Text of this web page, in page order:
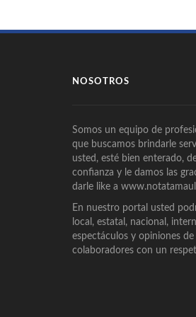
NOSOTROS
Somos un equipo de
que buscamos brindarle
usted, esté bien enterado,
confianza y le damos las
darle like a
En nuestro portal usted
local, estatal, nacional,
espectáculos y opiniones
colaboradores con un